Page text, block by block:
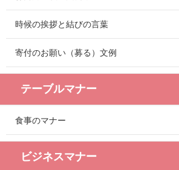
時候の挨拶と結びの言葉
寄付のお願い（募る）文例
テーブルマナー
食事のマナー
ビジネスマナー